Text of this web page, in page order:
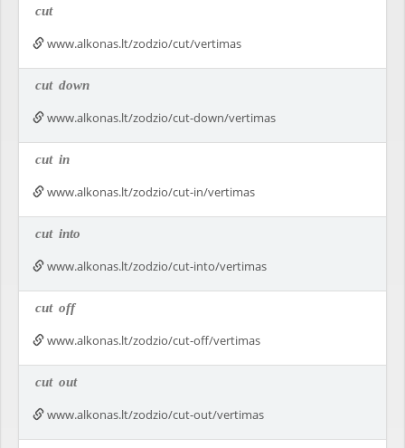
cut
www.alkonas.lt/zodzio/cut/vertimas
cut down
www.alkonas.lt/zodzio/cut-down/vertimas
cut in
www.alkonas.lt/zodzio/cut-in/vertimas
cut into
www.alkonas.lt/zodzio/cut-into/vertimas
cut off
www.alkonas.lt/zodzio/cut-off/vertimas
cut out
www.alkonas.lt/zodzio/cut-out/vertimas